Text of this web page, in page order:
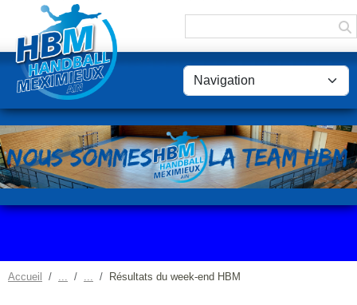
Accueil Résultats du week-end HBM
Panneau de gestion des cookies